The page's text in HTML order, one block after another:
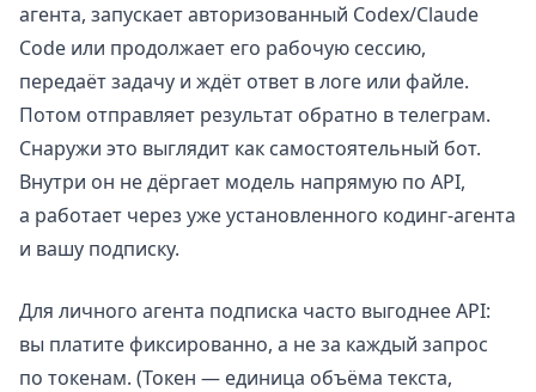
агента, запускает авторизованный Codex/Claude
Code или продолжает его рабочую сессию,
передаёт задачу и ждёт ответ в логе или файле.
Потом отправляет результат обратно в телеграм.
Снаружи это выглядит как самостоятельный бот.
Внутри он не дёргает модель напрямую по API,
а работает через уже установленного кодинг-агента
и вашу подписку.
Для личного агента подписка часто выгоднее API:
вы платите фиксированно, а не за каждый запрос
по токенам. (Токен — единица объёма текста,